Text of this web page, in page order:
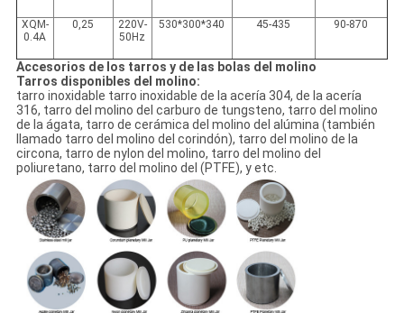
XQM-
0.4A
0,25
220V-
50Hz
530*300*340 45-435 90-870
Accesorios de los tarros y de las bolas del molino
Tarros disponibles del molino:
tarro inoxidable tarro inoxidable de la acería 304, de la acería
316, tarro del molino del carburo de tungsteno, tarro del molino
de la ágata, tarro de cerámica del molino del alúmina (también
llamado tarro del molino del corindón), tarro del molino de la
circona, tarro de nylon del molino, tarro del molino del
poliuretano, tarro del molino del (PTFE), y etc.